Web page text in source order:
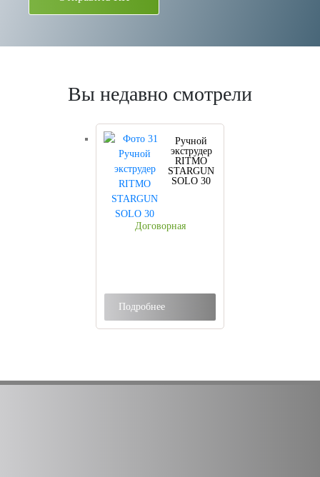
Вы недавно смотрели
Ручной
экструдер
RITMO
STARGUN
SOLO 30
Договорная
Подробнее